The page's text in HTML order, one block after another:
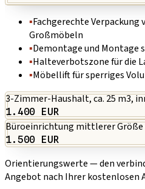
▪Fachgerechte Verpackung
Großmöbeln
▪Demontage und Montage
▪Halteverbotszone für die
▪Möbellift für sperriges
3-Zimmer-Haushalt, ca. 25 m3,
1.400 EUR
Büroeinrichtung mittlerer Größe
1.500 EUR
Orientierungswerte — den
Angebot nach Ihrer kostenlosen